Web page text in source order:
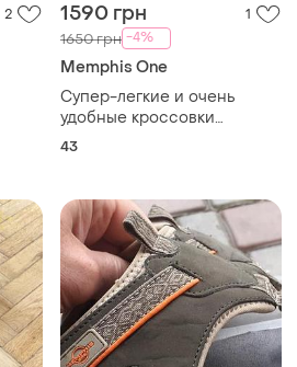
2 1590 грн 1
1650 грн -4%
Memphis One
Супер-легкие и очень
удобные кроссовки
"memphis one®"! германия!
43